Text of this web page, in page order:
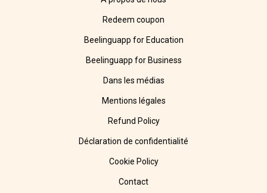
Redeem coupon
Beelinguapp for Education
Beelinguapp for Business
Dans les médias
Mentions légales
Refund Policy
Déclaration de confidentialité
Cookie Policy
Contact